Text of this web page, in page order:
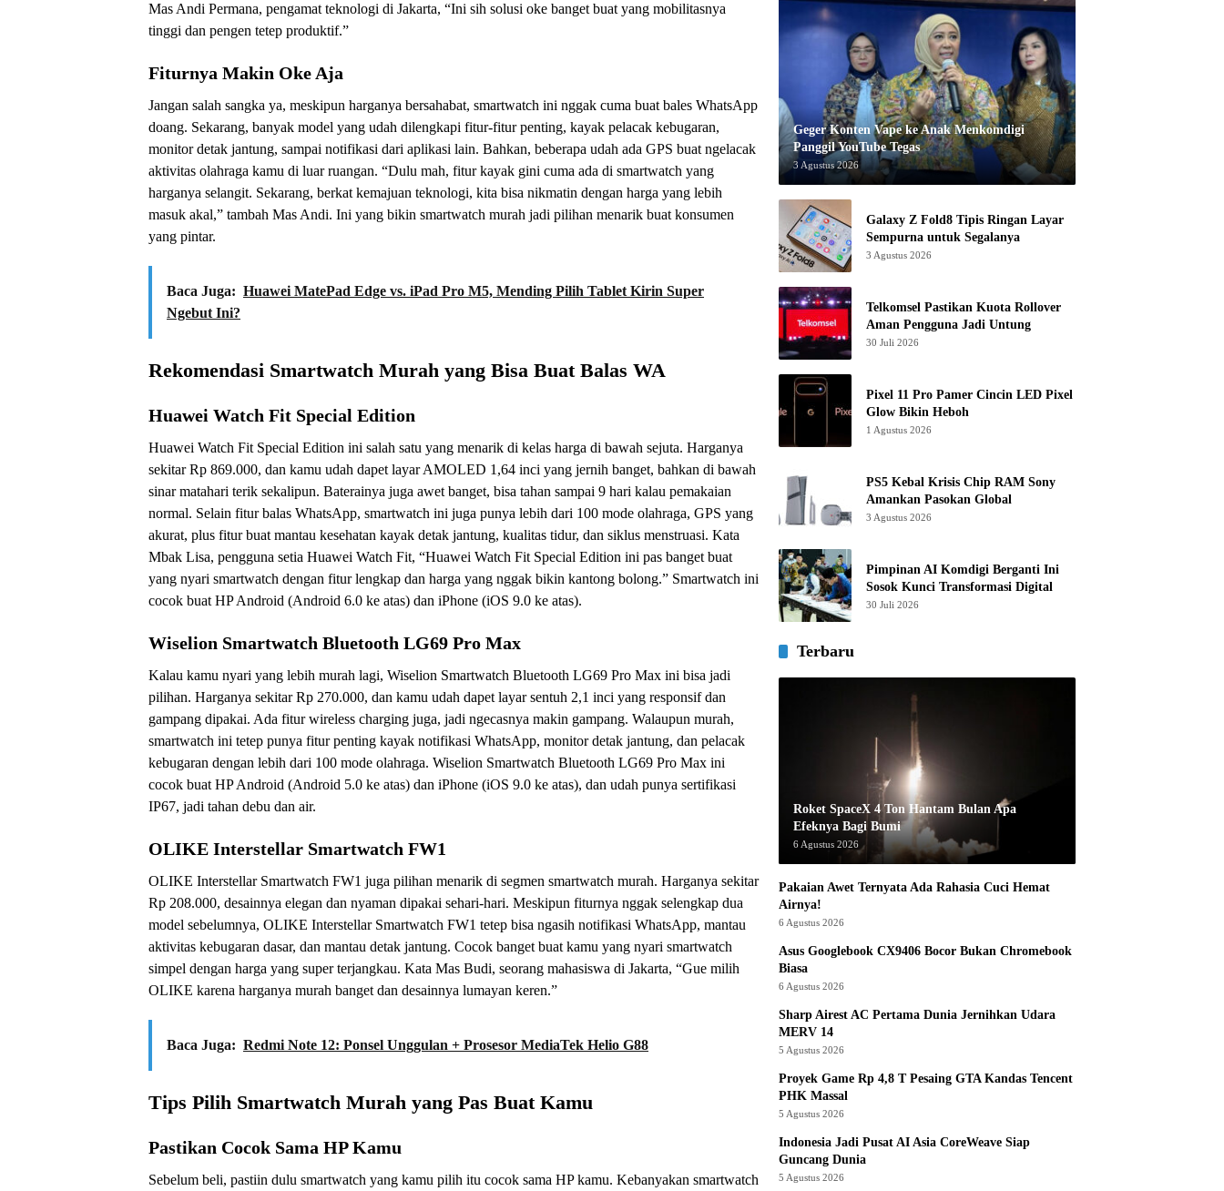
Mas Andi Permana, pengamat teknologi di Jakarta, “Ini sih solusi oke banget buat yang mobilitasnya
tinggi dan pengen tetep produktif.”
Fiturnya Makin Oke Aja
Jangan salah sangka ya, meskipun harganya bersahabat, smartwatch ini nggak cuma buat bales WhatsApp
doang. Sekarang, banyak model yang udah dilengkapi fitur-fitur penting, kayak pelacak kebugaran,
monitor detak jantung, sampai notifikasi dari aplikasi lain. Bahkan, beberapa udah ada GPS buat ngelacak
aktivitas olahraga kamu di luar ruangan. “Dulu mah, fitur kayak gini cuma ada di smartwatch yang
harganya selangit. Sekarang, berkat kemajuan teknologi, kita bisa nikmatin dengan harga yang lebih
masuk akal,” tambah Mas Andi. Ini yang bikin smartwatch murah jadi pilihan menarik buat konsumen
yang pintar.
Baca Juga: Huawei MatePad Edge vs. iPad Pro M5, Mending Pilih Tablet Kirin Super
Ngebut Ini?
Rekomendasi Smartwatch Murah yang Bisa Buat Balas WA
Huawei Watch Fit Special Edition
Huawei Watch Fit Special Edition ini salah satu yang menarik di kelas harga di bawah sejuta. Harganya
sekitar Rp 869.000, dan kamu udah dapet layar AMOLED 1,64 inci yang jernih banget, bahkan di bawah
sinar matahari terik sekalipun. Baterainya juga awet banget, bisa tahan sampai 9 hari kalau pemakaian
normal. Selain fitur balas WhatsApp, smartwatch ini juga punya lebih dari 100 mode olahraga, GPS yang
akurat, plus fitur buat mantau kesehatan kayak detak jantung, kualitas tidur, dan siklus menstruasi. Kata
Mbak Lisa, pengguna setia Huawei Watch Fit, “Huawei Watch Fit Special Edition ini pas banget buat
yang nyari smartwatch dengan fitur lengkap dan harga yang nggak bikin kantong bolong.” Smartwatch ini
cocok buat HP Android (Android 6.0 ke atas) dan iPhone (iOS 9.0 ke atas).
Wiselion Smartwatch Bluetooth LG69 Pro Max
Kalau kamu nyari yang lebih murah lagi, Wiselion Smartwatch Bluetooth LG69 Pro Max ini bisa jadi
pilihan. Harganya sekitar Rp 270.000, dan kamu udah dapet layar sentuh 2,1 inci yang responsif dan
gampang dipakai. Ada fitur wireless charging juga, jadi ngecasnya makin gampang. Walaupun murah,
smartwatch ini tetep punya fitur penting kayak notifikasi WhatsApp, monitor detak jantung, dan pelacak
kebugaran dengan lebih dari 100 mode olahraga. Wiselion Smartwatch Bluetooth LG69 Pro Max ini
cocok buat HP Android (Android 5.0 ke atas) dan iPhone (iOS 9.0 ke atas), dan udah punya sertifikasi
IP67, jadi tahan debu dan air.
OLIKE Interstellar Smartwatch FW1
OLIKE Interstellar Smartwatch FW1 juga pilihan menarik di segmen smartwatch murah. Harganya sekitar
Rp 208.000, desainnya elegan dan nyaman dipakai sehari-hari. Meskipun fiturnya nggak selengkap dua
model sebelumnya, OLIKE Interstellar Smartwatch FW1 tetep bisa ngasih notifikasi WhatsApp, mantau
aktivitas kebugaran dasar, dan mantau detak jantung. Cocok banget buat kamu yang nyari smartwatch
simpel dengan harga yang super terjangkau. Kata Mas Budi, seorang mahasiswa di Jakarta, “Gue milih
OLIKE karena harganya murah banget dan desainnya lumayan keren.”
Baca Juga: Redmi Note 12: Ponsel Unggulan + Prosesor MediaTek Helio G88
Tips Pilih Smartwatch Murah yang Pas Buat Kamu
Pastikan Cocok Sama HP Kamu
Sebelum beli, pastiin dulu smartwatch yang kamu pilih itu cocok sama HP kamu. Kebanyakan smartwatch
Geger Konten Vape ke Anak Menkomdigi
Panggil YouTube Tegas
3 Agustus 2026
Galaxy Z Fold8 Tipis Ringan Layar
Sempurna untuk Segalanya
3 Agustus 2026
Telkomsel Pastikan Kuota Rollover
Aman Pengguna Jadi Untung
30 Juli 2026
Pixel 11 Pro Pamer Cincin LED Pixel
Glow Bikin Heboh
1 Agustus 2026
PS5 Kebal Krisis Chip RAM Sony
Amankan Pasokan Global
3 Agustus 2026
Pimpinan AI Komdigi Berganti Ini
Sosok Kunci Transformasi Digital
30 Juli 2026
Terbaru
Roket SpaceX 4 Ton Hantam Bulan Apa
Efeknya Bagi Bumi
6 Agustus 2026
Pakaian Awet Ternyata Ada Rahasia Cuci Hemat
Airnya!
6 Agustus 2026
Asus Googlebook CX9406 Bocor Bukan Chromebook
Biasa
6 Agustus 2026
Sharp Airest AC Pertama Dunia Jernihkan Udara
MERV 14
5 Agustus 2026
Proyek Game Rp 4,8 T Pesaing GTA Kandas Tencent
PHK Massal
5 Agustus 2026
Indonesia Jadi Pusat AI Asia CoreWeave Siap
Guncang Dunia
5 Agustus 2026